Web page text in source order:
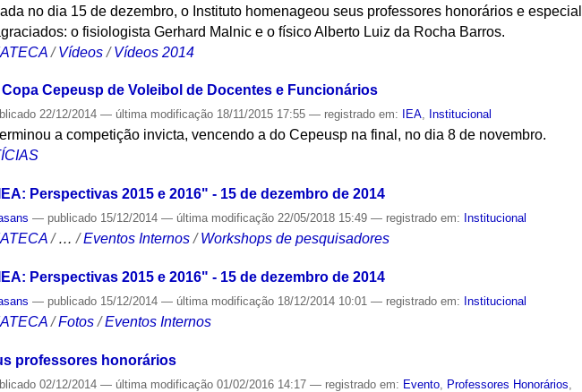
no dia 15 de dezembro, o Instituto homenageou seus professores honorários e
o fisiologista Gerhard Malnic e o físico Alberto Luiz da Rocha Barros.
/Vídeos /Vídeos 2014
Copa Cepeusp de Voleibol de Docentes e Funcionários
22/12/2014— última modificação 18/11/2015 17:55— registrado em: IEA, Institucional
a competição invicta, vencendo a do Cepeusp na final, no dia 8 de novembro.
Perspectivas 2015 e 2016" - 15 de dezembro de 2014
— publicado 15/12/2014— última modificação 22/05/2018 15:49— registrado em: Institucional
/…/Eventos Internos /Workshops de pesquisadores
Perspectivas 2015 e 2016" - 15 de dezembro de 2014
— publicado 15/12/2014— última modificação 18/12/2014 10:01— registrado em: Institucional
/Fotos /Eventos Internos
professores honorários
02/12/2014— última modificação 01/02/2016 14:17— registrado em: Evento Professores Honorários